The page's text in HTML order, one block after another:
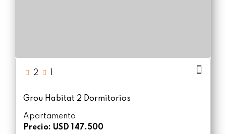
2
Grou Habitat 2 Dormitorios
Apartamento
Precio: USD 147.500